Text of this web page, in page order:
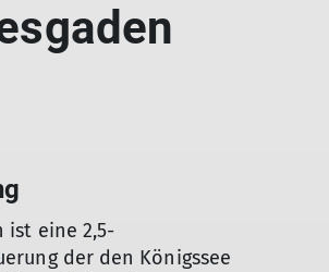
ist eine 2,5-
der den Königssee